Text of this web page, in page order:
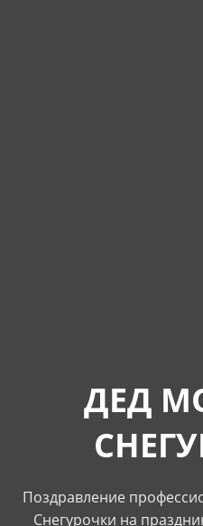
ДЕД
Поздравление
Снегурочки на